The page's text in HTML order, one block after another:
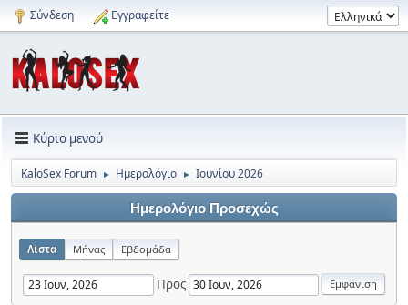
Σύνδεση Εγγραφείτε
Κύριο μενού
KaloSex Forum ► Ημερολόγιο ► Ιουνίου 2026
Ημερολόγιο Προσεχώς
Λίστα Μήνας Εβδομάδα
Προς